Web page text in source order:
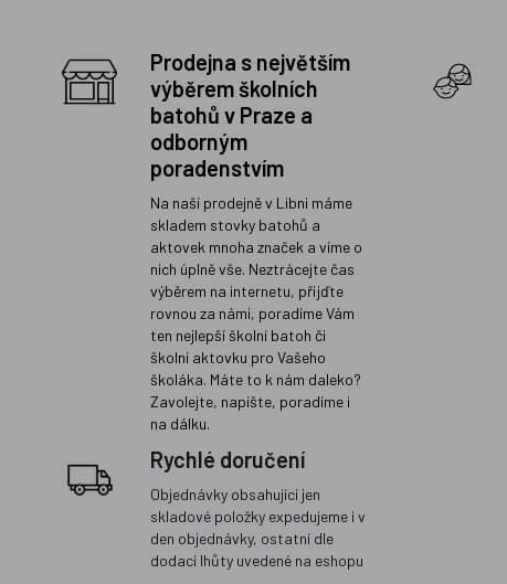
Prodejna s největším
výběrem školních
batohů v Praze a
odborným
poradenstvím
Na naší prodejně v Libni máme
skladem stovky batohů a
aktovek mnoha značek a víme o
nich úplně vše. Neztrácejte čas
výběrem na internetu, přijďte
rovnou za námi, poradíme Vám
ten nejlepší školní batoh či
školní aktovku pro Vašeho
školáka. Máte to k nám daleko?
Zavolejte, napište, poradíme i
na dálku.
Rychlé doručení
Objednávky obsahující jen
skladové položky expedujeme i v
den objednávky, ostatní dle
dodací lhůty uvedené na eshopu